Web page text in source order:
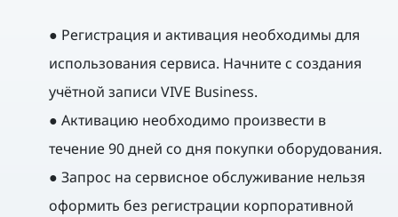
● Регистрация и активация необходимы для
использования сервиса. Начните с создания
учётной записи VIVE Business.
● Активацию необходимо произвести в
течение 90 дней со дня покупки оборудования.
● Запрос на сервисное обслуживание нельзя
оформить без регистрации корпоративной